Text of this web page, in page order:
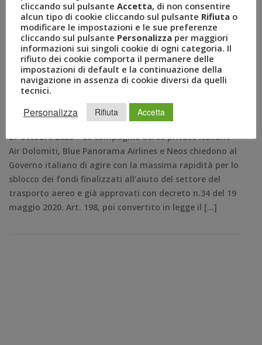
crisi prosegue e si aggrava,
urgente sbloccare i fondi
approvati e stanziati
OTT 27, 2020
AMEZZULLO
AIR DOLOMITI
COVID , COVID-19
NEOS
COMUNICATI STAMPA
0
27 ottobre 2020 – Le compagnie aeree private italiane
Air Dolomiti, Blue Panorama Airlines e Neos chiedono al
Governo italiano di agire con la massima rapidità per lo
sblocco dei fondi finalizzati all’aiuto del settore del
trasporto aereo e già approvati con decreto n.34 del 19
maggio 2020. Art. 198, poi convertito in legge il […]
cliccando sul pulsante Accetta, di non consentire
alcun tipo di cookie cliccando sul pulsante Rifiuta o
modificare le impostazioni e le sue preferenze
cliccando sul pulsante Personalizza per maggiori
informazioni sui singoli cookie di ogni categoria. Il
rifiuto dei cookie comporta il permanere delle
impostazioni di default e la continuazione della
navigazione in assenza di cookie diversi da quelli
tecnici.
Personalizza Rifiuta Accetta